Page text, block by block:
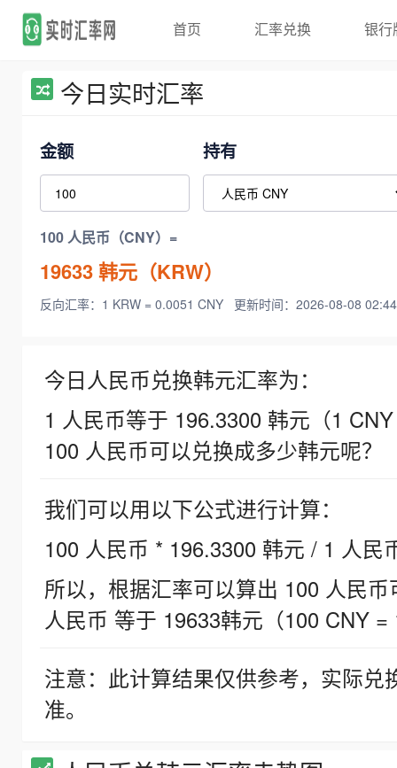
首页 汇率兑换 银行
今日实时汇率
金额 持有
100 人民币（CNY）=
19633韩元（KRW）
反向汇率：1 KRW = 0.0051 CNY 更新时间：2026-08-08
今日人民币兑换韩元汇率为：
1 人民币等于 196.3300 韩元（1
100 人民币可以兑换成多少韩元呢？
我们可以用以下公式进行计算：
100 人民币 * 196.3300 韩元 / 1 人民
所以，根据汇率可以算出 100 人民
人民币 等于 19633韩元（100 CNY =
注意：此计算结果仅供参考，实际
准。